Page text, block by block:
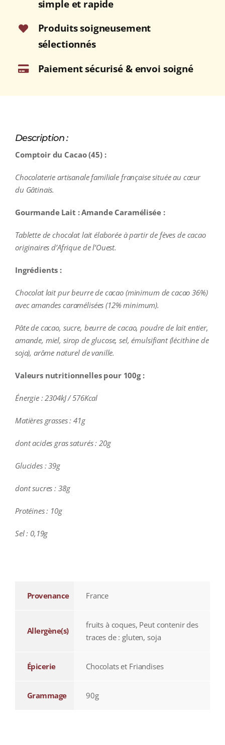
simple et rapide
Produits soigneusement
sélectionnés
Paiement sécurisé & envoi soigné
Description :
Comptoir du Cacao (45) :
Chocolaterie artisanale familiale française située au cœur
du Gâtinais.
Gourmande Lait : Amande Caramélisée :
Tablette de chocolat lait élaborée à partir de fèves de cacao
originaires d’Afrique de l’Ouest.
Ingrédients :
Chocolat lait pur beurre de cacao (minimum de cacao 36%)
avec amandes caramélisées (12% minimum).
Pâte de cacao, sucre, beurre de cacao, poudre de lait entier,
amande, miel, sirop de glucose, sel, émulsifiant (lécithine de
soja), arôme naturel de vanille.
Valeurs nutritionnelles pour 100g :
Énergie : 2304kJ / 576Kcal
Matières grasses : 41g
dont acides gras saturés : 20g
Glucides : 39g
dont sucres : 38g
Protéines : 10g
Sel : 0,19g
Provenance France
Allergène(s)
fruits à coques, Peut contenir des
traces de : gluten, soja
Épicerie Chocolats et Friandises
Grammage 90g